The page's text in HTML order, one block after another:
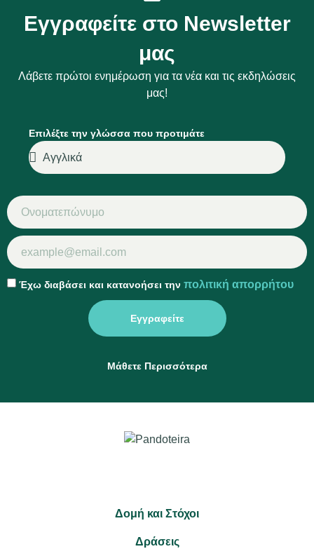
Εγγραφείτε στο Newsletter
μας
Λάβετε πρώτοι ενημέρωση για τα νέα και τις εκδηλώσεις
μας!
Επιλέξτε την γλώσσα που προτιμάτε
Έχω διαβάσει και κατανοήσει την πολιτική απορρήτου
Εγγραφείτε
Μάθετε Περισσότερα
Δομή και Στόχοι
Δράσεις